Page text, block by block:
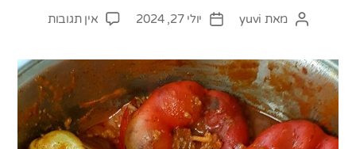
המחבר
מאת yuvi
תאריך
יולי 27, 2024 אין תגובות
–
קלאסיקה
של
המטבח
הביתי